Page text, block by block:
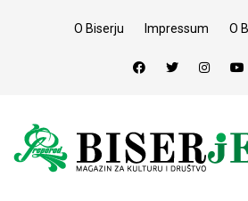
O Biserju Impressum O